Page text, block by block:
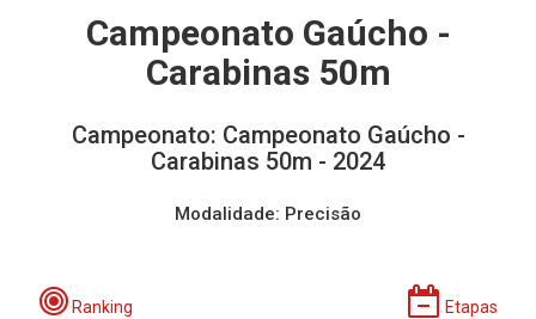
Campeonato Gaúcho -
Carabinas 50m
Campeonato: Campeonato Gaúcho -
Carabinas 50m - 2024
Modalidade: Precisão
Ranking Etapas